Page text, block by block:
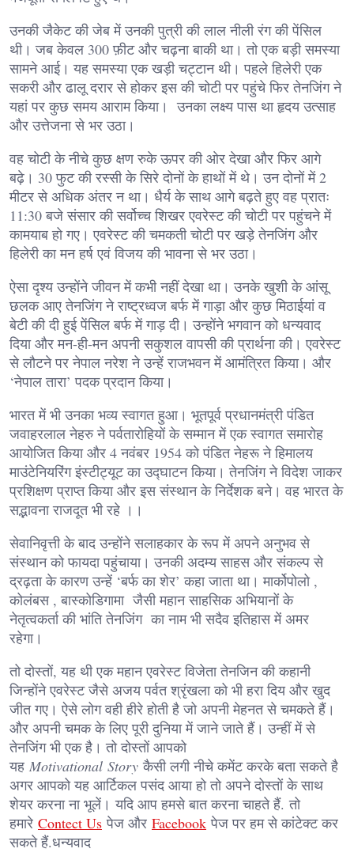
उनकी जैकेट की जेब में उनकी पुत्री की लाल नीली रंग की पेंसिल
थी। जब केवल 300 फ़ीट और चढ़ना बाकी था। तो एक बड़ी समस्या
सामने आई। यह समस्या एक खड़ी चट्टान थी। पहले हिलेरी एक
सकरी और ढालू दरार से होकर इस की चोटी पर पहुंचे फिर तेनजिंग ने
यहां पर कुछ समय आराम किया। उनका लक्ष्य पास था हृदय उत्साह
और उत्तेजना से भर उठा।
वह चोटी के नीचे कुछ क्षण रुके ऊपर की ओर देखा और फिर आगे
बढ़े। 30 फुट की रस्सी के सिरे दोनों के हाथों में थे। उन दोनों में 2
मीटर से अधिक अंतर न था। धैर्य के साथ आगे बढ़ते हुए वह प्रातः
11:30 बजे संसार की सर्वोच्च शिखर एवरेस्ट की चोटी पर पहुंचने में
कामयाब हो गए। एवरेस्ट की चमकती चोटी पर खड़े तेनजिंग और
हिलेरी का मन हर्ष एवं विजय की भावना से भर उठा।
ऐसा दृश्य उन्होंने जीवन में कभी नहीं देखा था। उनके खुशी के आंसू
छलक आए तेनजिंग ने राष्ट्रध्वज बर्फ में गाड़ा और कुछ मिठाईयां व
बेटी की दी हुई पेंसिल बर्फ में गाड़ दी। उन्होंने भगवान को धन्यवाद
दिया और मन-ही-मन अपनी सकुशल वापसी की प्रार्थना की। एवरेस्ट
से लौटने पर नेपाल नरेश ने उन्हें राजभवन में आमंत्रित किया। और
‘नेपाल तारा’ पदक प्रदान किया।
भारत में भी उनका भव्य स्वागत हुआ। भूतपूर्व प्रधानमंत्री पंडित
जवाहरलाल नेहरु ने पर्वतारोहियों के सम्मान में एक स्वागत समारोह
आयोजित किया और 4 नवंबर 1954 को पंडित नेहरू ने हिमालय
माउंटेनियरिंग इंस्टीट्यूट का उद्घाटन किया। तेनजिंग ने विदेश जाकर
प्रशिक्षण प्राप्त किया और इस संस्थान के निर्देशक बने। वह भारत के
सद्भावना राजदूत भी रहे ।।
सेवानिवृत्ती के बाद उन्होंने सलाहकार के रूप में अपने अनुभव से
संस्थान को फायदा पहुंचाया। उनकी अदम्य साहस और संकल्प से
द्रढ़ता के कारण उन्हें ‘बर्फ का शेर’ कहा जाता था। मार्कोपोलो ,
कोलंबस , बास्कोडिगामा जैसी महान साहसिक अभियानों के
नेतृत्वकर्ता की भांति तेनजिंग का नाम भी सदैव इतिहास में अमर
रहेगा।
तो दोस्तों, यह थी एक महान एवरेस्ट विजेता तेनजिन की कहानी
जिन्होंने एवरेस्ट जैसे अजय पर्वत श्रृंखला को भी हरा दिय और खुद
जीत गए। ऐसे लोग वही हीरे होती है जो अपनी मेहनत से चमकते हैं।
और अपनी चमक के लिए पूरी दुनिया में जाने जाते हैं। उन्हीं में से
तेनजिंग भी एक है। तो दोस्तों आपको
यह Motivational Storyकैसी लगी नीचे कमेंट करके बता सकते है
अगर आपको यह आर्टिकल पसंद आया हो तो अपने दोस्तों के साथ
शेयर करना ना भूलें। यदि आप हमसे बात करना चाहते हैं. तो
हमारे Contect Us पेज और Facebook पेज पर हम से कांटेक्ट कर
सकते हैं.धन्यवाद